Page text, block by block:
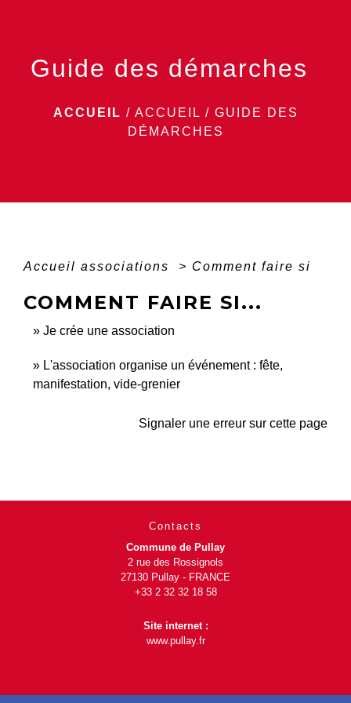
Guide des démarches
ACCUEIL / ACCUEIL / GUIDE DES
DÉMARCHES
Accueil associations > Comment faire si
COMMENT FAIRE SI...
Je crée une association
L'association organise un événement : fête,
manifestation, vide-grenier
Signaler une erreur sur cette page
Contacts
Commune de Pullay
2 rue des Rossignols
27130 Pullay - FRANCE
+33 2 32 32 18 58
Site internet :
www.pullay.fr